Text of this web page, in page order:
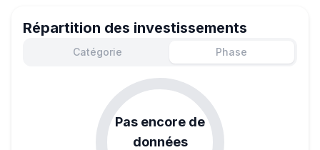
Répartition des investissements
Catégorie Phase
Pas encore de
données